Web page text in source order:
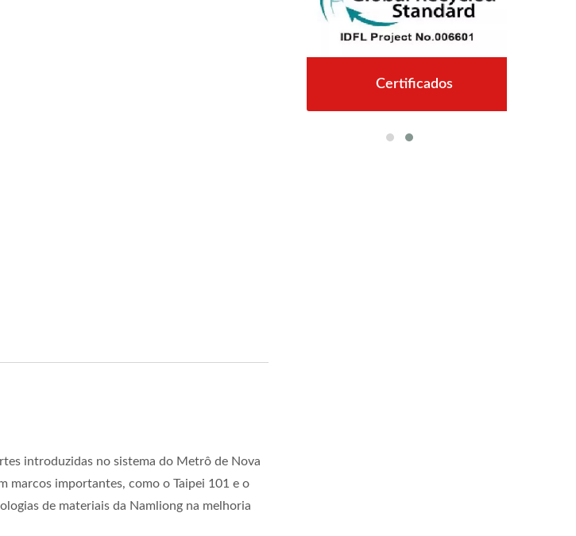
introduzidas no sistema do Metrô de Nova
marcos importantes, como o Taipei 101 e o
de materiais da Namliong na melhoria
Certificados